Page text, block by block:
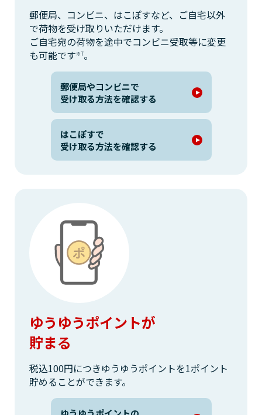
郵便局、コンビニ、はこぽすなど、ご自宅以外
で荷物を受け取りいただけます。
ご自宅宛の荷物を途中でコンビニ受取等に変更
も可能です※7。
郵便局やコンビニで
受け取る方法を確認する
はこぽすで
受け取る方法を確認する
ゆうゆうポイントが
貯まる
税込100円につきゆうゆうポイントを1ポイント
貯めることができます。